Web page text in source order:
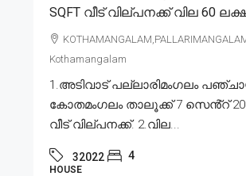
SQFT വീട് വില്പനക്ക് വില 60
Kothamangalam
1.അടിവാട് പല്ലാരിമംഗലം
കോതമംഗലം താലൂക്ക് 7 സെൻ്റ്
വീട് വില്പനക്ക്. 2.വില...
32022 4
HOUSE